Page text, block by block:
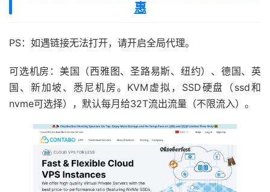
惠
PS：如遇链接无法打开，请开启全局代理。
可选机房：美国（西雅图、圣路易斯、纽约）、德国、英
国、新加坡、悉尼机房。KVM虚拟，SSD硬盘（ssd和
nvme可选择），默认每月给32T流出流量（不限流入）。